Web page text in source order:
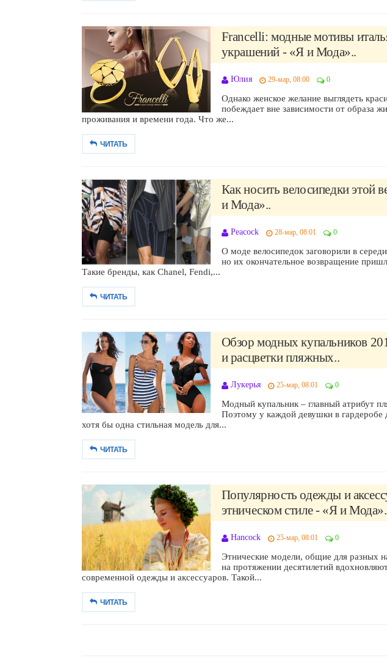
Francelli: модные мотивы
украшений - «Я и Мода»..
Юлия 29-мар, 08:00 0
Однако женское желание выглядеть
побеждает вне зависимости от образа
проживания и времени года. Что же...
ЧИТАТЬ
Как носить велосипедки этой
и Мода»..
Peacock 28-мар, 08:01 0
О моде велосипедок заговорили в
но их окончательное возвращение
Такие бренды, как Chanel, Fendi,...
ЧИТАТЬ
Обзор модных купальников
и расцветки пляжных..
Лукерья 25-мар, 08:01 0
Модный купальник – главный атрибут
Поэтому у каждой девушки в гардеробе
хотя бы одна стильная модель для...
ЧИТАТЬ
Популярность одежды и
этническом стиле - «Я и
Hancock 25-мар, 08:01 0
Этнические модели, общие для разных
на протяжении десятилетий
современной одежды и аксессуаров. Такой...
ЧИТАТЬ